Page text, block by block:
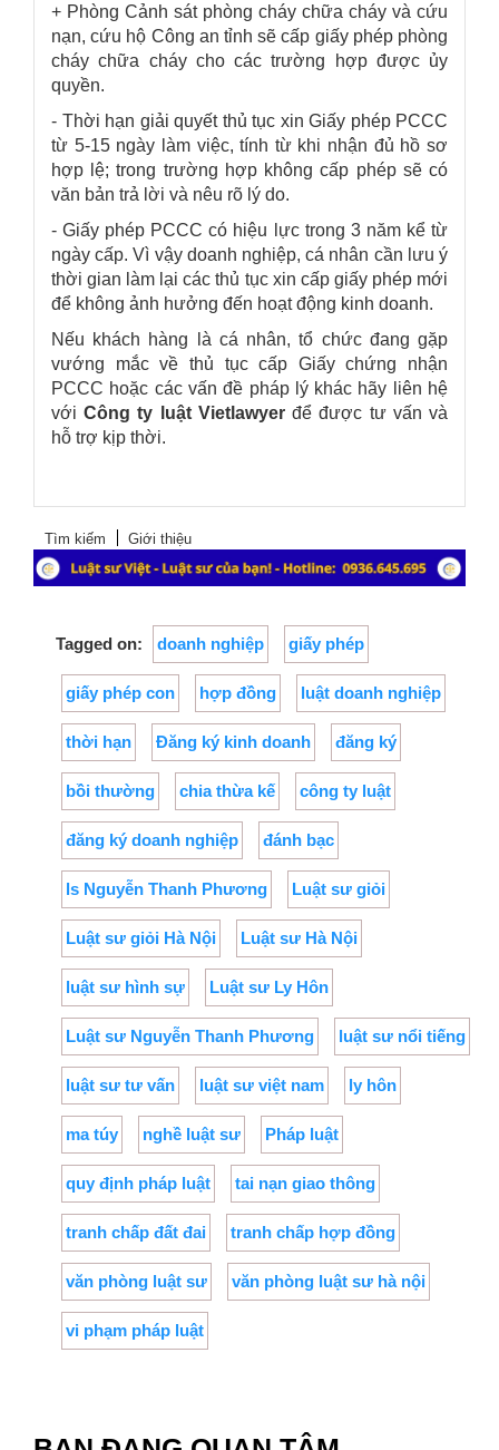
+ Phòng Cảnh sát phòng cháy chữa cháy và cứu
nạn, cứu hộ Công an tỉnh sẽ cấp giấy phép phòng
cháy chữa cháy cho các trường hợp được ủy
quyền.
- Thời hạn giải quyết thủ tục xin Giấy phép PCCC
từ 5-15 ngày làm việc, tính từ khi nhận đủ hồ sơ
hợp lệ; trong trường hợp không cấp phép sẽ có
văn bản trả lời và nêu rõ lý do.
- Giấy phép PCCC có hiệu lực trong 3 năm kể từ
ngày cấp. Vì vậy doanh nghiệp, cá nhân cần lưu ý
thời gian làm lại các thủ tục xin cấp giấy phép mới
để không ảnh hưởng đến hoạt động kinh doanh.
Nếu khách hàng là cá nhân, tổ chức đang gặp
vướng mắc về thủ tục cấp Giấy chứng nhận
PCCC hoặc các vấn đề pháp lý khác hãy liên hệ
vớiCông ty luật Vietlawyerđể được tư vấn và
hỗ trợ kịp thời.
Tìm kiếm Giới thiệu
Tagged on: doanh nghiệp giấy phép
giấy phép con hợp đồng luật doanh nghiệp
thời hạn Đăng ký kinh doanh đăng ký
bồi thường chia thừa kế công ty luật
đăng ký doanh nghiệp đánh bạc
ls Nguyễn Thanh Phương Luật sư giỏi
Luật sư giỏi Hà Nội Luật sư Hà Nội
luật sư hình sự Luật sư Ly Hôn
Luật sư Nguyễn Thanh Phương luật sư nổi tiếng
luật sư tư vấn luật sư việt nam ly hôn
ma túy nghề luật sư Pháp luật
quy định pháp luật tai nạn giao thông
tranh chấp đất đai tranh chấp hợp đồng
văn phòng luật sư văn phòng luật sư hà nội
vi phạm pháp luật